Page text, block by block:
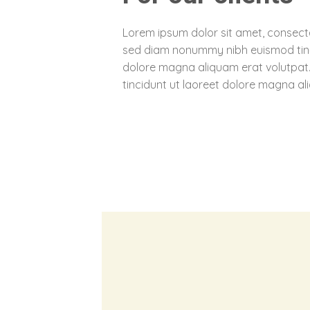
Lorem ipsum dolor sit amet,
sed diam nonummy nibh euismod
dolore magna aliquam erat
tincidunt ut laoreet dolore magna